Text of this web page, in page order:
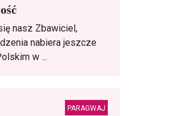
nasz Zbawiciel,
nabiera jeszcze
w ...
PARAGWAJ